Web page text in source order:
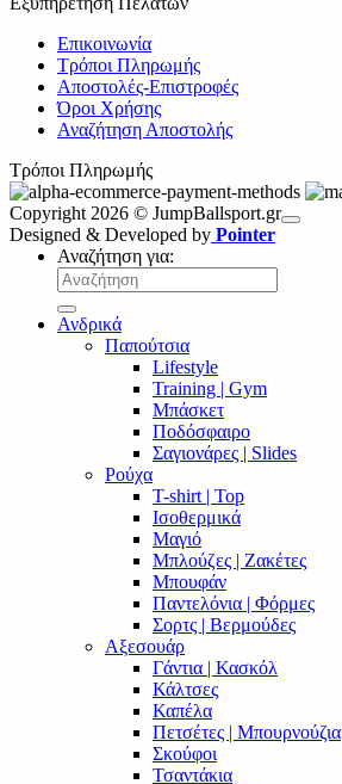
Επικοινωνία
Τρόποι Πληρωμής
Αποστολές-Επιστροφές
Όροι Χρήσης
Αναζήτηση Αποστολής
Τρόποι Πληρωμής
Copyright 2026 © JumpBallsport.gr
Designed & Developed by Pointer
Αναζήτηση για:
Ανδρικά
Παπούτσια
Lifestyle
Training | Gym
Μπάσκετ
Ποδόσφαιρο
Σαγιονάρες | Slides
Ρούχα
T-shirt | Top
Ισοθερμικά
Μαγιό
Μπλούζες | Ζακέτες
Μπουφάν
Παντελόνια | Φόρμες
Σορτς | Βερμούδες
Αξεσουάρ
Γάντια | Κασκόλ
Κάλτσες
Καπέλα
Πετσέτες | Μπουρνούζια
Σκούφοι
Τσαντάκια